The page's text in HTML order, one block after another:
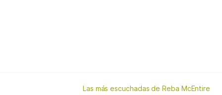
Las más escuchadas de Reba McEntire